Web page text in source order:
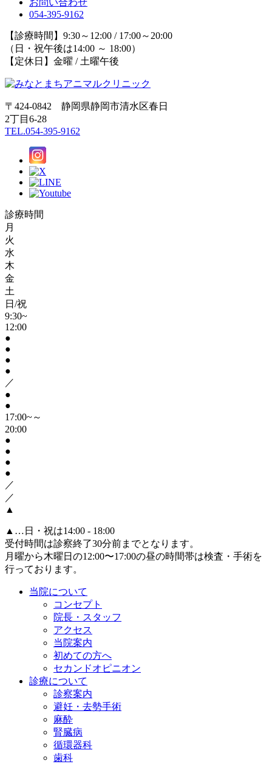
054-395-9162
【診療時間】9:30～12:00 / 17:00～20:00
（日・祝午後は14:00 ～ 18:00）
【定休日】金曜 / 土曜午後
〒424-0842 静岡県静岡市清水区春日
2丁目6-28
TEL.054-395-9162
診療時間
月
火
水
木
金
土
日/祝
9:30~
12:00
●
●
●
●
／
●
●
17:00~～
20:00
●
●
●
●
／
／
▲
▲ …日・祝は14:00 - 18:00
受付時間は診察終了30分前までとなります。
月曜から木曜日の12:00〜17:00の昼の時間帯は検査・手術を
行っております。
当院について
コンセプト
院長・スタッフ
アクセス
当院案内
初めての方へ
セカンドオピニオン
診療について
診察案内
避妊・去勢手術
麻酔
腎臓病
循環器科
歯科